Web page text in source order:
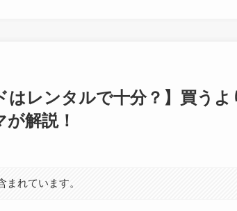
はレンタルで十分？】買う
解説！
れています。